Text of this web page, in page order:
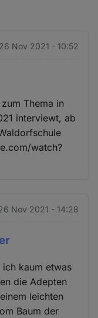
Nov 2021 - 10:52
Thema in
interviewt, ab
watch?
Nov 2021 - 14:28
kaum etwas
die Adepten
leichten
Baum der